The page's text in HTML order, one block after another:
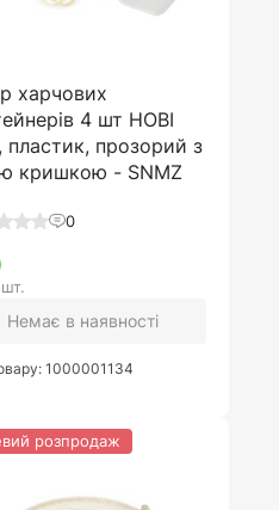
харчових
4 шт HOBI
пластик, прозорий з
кришкою - SNMZ
0
Немає в наявності
1000001134
розпродаж